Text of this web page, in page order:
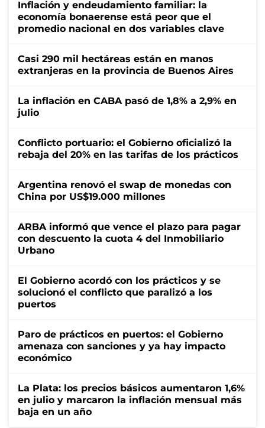
Inflación y endeudamiento familiar: la
economía bonaerense está peor que el
promedio nacional en dos variables clave
Casi 290 mil hectáreas están en manos
extranjeras en la provincia de Buenos Aires
La inflación en CABA pasó de 1,8% a 2,9% en
julio
Conflicto portuario: el Gobierno oficializó la
rebaja del 20% en las tarifas de los prácticos
Argentina renovó el swap de monedas con
China por US$19.000 millones
ARBA informó que vence el plazo para pagar
con descuento la cuota 4 del Inmobiliario
Urbano
El Gobierno acordó con los prácticos y se
solucionó el conflicto que paralizó a los
puertos
Paro de prácticos en puertos: el Gobierno
amenaza con sanciones y ya hay impacto
económico
La Plata: los precios básicos aumentaron 1,6%
en julio y marcaron la inflación mensual más
baja en un año